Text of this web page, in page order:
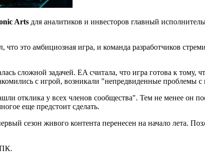
Arts для аналитиков и инвесторов главный
что это амбициозная игра, и команда разработчиков
сложной задачей. EA считала, что игра готова к
с игрой, возникали "непредвиденные проблемы
отклика у всех членов сообщества". Тем не менее он
еще предстоит сделать.
сезон живого контента перенесен на начало лета.
ПК.